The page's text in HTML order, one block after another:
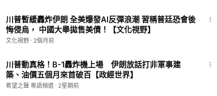
川普暫緩轟炸伊朗 全美爆發AI反彈浪潮 習稱普廷恐會後
悔侵烏， 中國大舉拋售美債！【文化視野】
文化視野 · 2個月前
川普動真格！B-1轟炸機上場 伊朗放話打非軍事建
築、油價五個月來首破百【政經世界】
希望之聲 粵語頻道 · 2星期前